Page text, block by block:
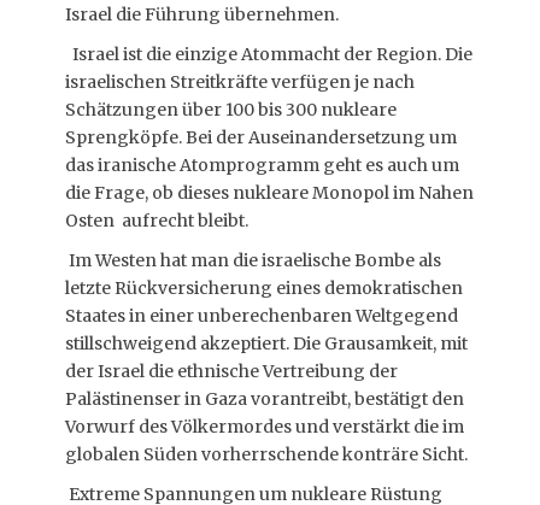
Israel die Führung übernehmen.
Israel ist die einzige Atommacht der Region. Die
israelischen Streitkräfte verfügen je nach
Schätzungen über 100 bis 300 nukleare
Sprengköpfe. Bei der Auseinandersetzung um
das iranische Atomprogramm geht es auch um
die Frage, ob dieses nukleare Monopol im Nahen
Osten aufrecht bleibt.
Im Westen hat man die israelische Bombe als
letzte Rückversicherung eines demokratischen
Staates in einer unberechenbaren Weltgegend
stillschweigend akzeptiert. Die Grausamkeit, mit
der Israel die ethnische Vertreibung der
Palästinenser in Gaza vorantreibt, bestätigt den
Vorwurf des Völkermordes und verstärkt die im
globalen Süden vorherrschende konträre Sicht.
Extreme Spannungen um nukleare Rüstung